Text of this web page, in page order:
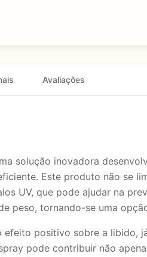
Avaliações
solução inovadora
Este produto não se
UV, que pode ajudar na
peso, tornando-se uma
positivo sobre a libido,
pode contribuir não